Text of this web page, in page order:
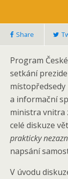
Share
Program
setkání
a informační
ministra vnitra
celé diskuze
prakticky
napsání
V úvodu